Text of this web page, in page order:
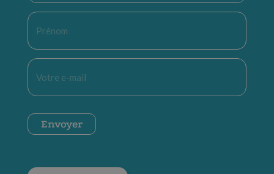
Prénom
E-
mail
CAPTCHA
Envoyer